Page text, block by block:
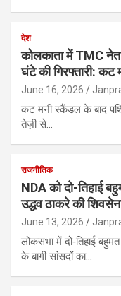
देश
कोलकाता में TMC
घंटे की गिरफ्तारी: कट
June 16, 2026
कट मनी स्कैंडल के बाद
तेज़ी से…
राजनीतिक
NDA को दो-तिहाई
उद्धव ठाकरे की
June 13, 2026
लोकसभा में दो‑तिहाई
के बागी सांसदों का…